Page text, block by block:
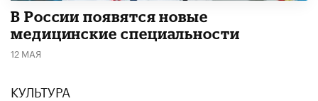
В России появятся новые
медицинские специальности
12 МАЯ
КУЛЬТУРА